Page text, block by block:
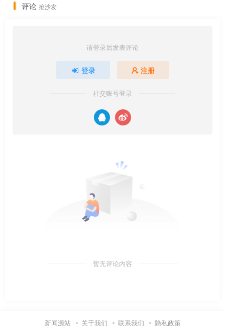
评论 抢沙发
请登录后发表评论
登录 注册
社交账号登录
暂无评论内容
新闻源站 关于我们 联系我们 隐私政策